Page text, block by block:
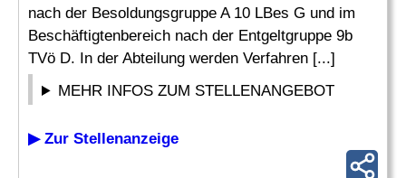
nach der Besoldungsgruppe A 10 LBes G und im
Beschäftigtenbereich nach der Entgeltgruppe 9b
TVö D. In der Abteilung werden Verfahren [...]
MEHR INFOS ZUM STELLENANGEBOT
▶ Zur Stellenanzeige